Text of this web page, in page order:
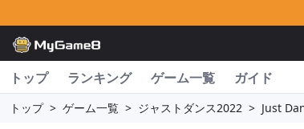
トップ ランキング ゲーム一覧 ガイド
トップ > ゲーム一覧 > ジャストダンス2022 > Just